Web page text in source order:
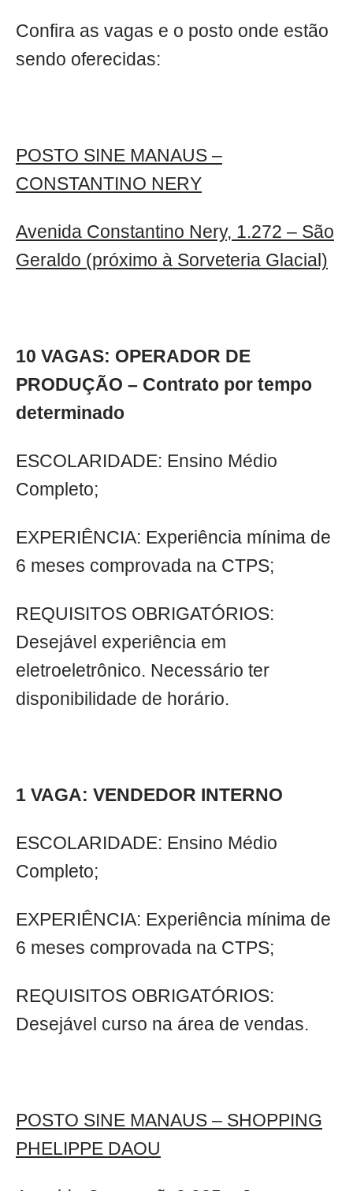
Confira as vagas e o posto onde estão
sendo oferecidas:
POSTO SINE MANAUS –
CONSTANTINO NERY
Avenida Constantino Nery, 1.272 – São
Geraldo (próximo à Sorveteria Glacial)
10 VAGAS: OPERADOR DE
PRODUÇÃO – Contrato por tempo
determinado
ESCOLARIDADE: Ensino Médio
Completo;
EXPERIÊNCIA: Experiência mínima de
6 meses comprovada na CTPS;
REQUISITOS OBRIGATÓRIOS:
Desejável experiência em
eletroeletrônico. Necessário ter
disponibilidade de horário.
1 VAGA: VENDEDOR INTERNO
ESCOLARIDADE: Ensino Médio
Completo;
EXPERIÊNCIA: Experiência mínima de
6 meses comprovada na CTPS;
REQUISITOS OBRIGATÓRIOS:
Desejável curso na área de vendas.
POSTO SINE MANAUS – SHOPPING
PHELIPPE DAOU